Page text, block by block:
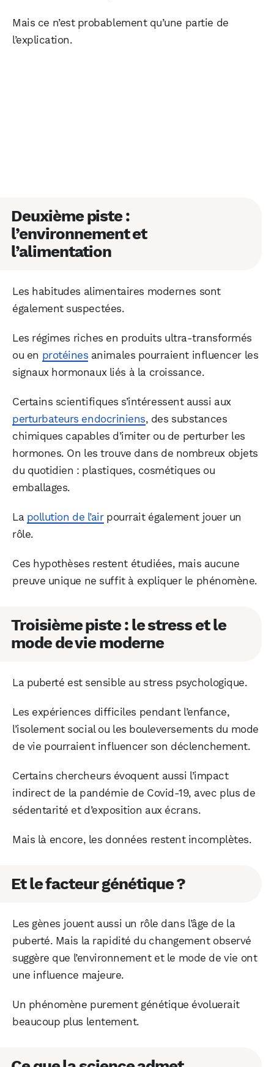
Mais ce n’est probablement qu’une partie de
l’explication.
Deuxième piste :
l’environnement et
l’alimentation
Les habitudes alimentaires modernes sont
également suspectées.
Les régimes riches en produits ultra-transformés
ou en protéines animales pourraient influencer les
signaux hormonaux liés à la croissance.
Certains scientifiques s’intéressent aussi aux
perturbateurs endocriniens, des substances
chimiques capables d’imiter ou de perturber les
hormones. On les trouve dans de nombreux objets
du quotidien : plastiques, cosmétiques ou
emballages.
La pollution de l’airpourrait également jouer un
rôle.
Ces hypothèses restent étudiées, mais aucune
preuve unique ne suffit à expliquer le phénomène.
Troisième piste : le stress et le
mode de vie moderne
La puberté est sensible au stress psychologique.
Les expériences difficiles pendant l’enfance,
l’isolement social ou les bouleversements du mode
de vie pourraient influencer son déclenchement.
Certains chercheurs évoquent aussi l’impact
indirect de la pandémie de Covid-19, avec plus de
sédentarité et d’exposition aux écrans.
Mais là encore, les données restent incomplètes.
Et le facteur génétique ?
Les gènes jouent aussi un rôle dans l’âge de la
puberté. Mais la rapidité du changement observé
suggère que l’environnement et le mode de vie ont
une influence majeure.
Un phénomène purement génétique évoluerait
beaucoup plus lentement.